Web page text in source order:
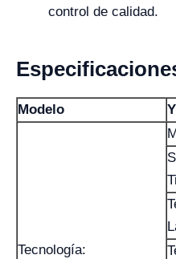
control de calidad.
Modelo
Tecnología: